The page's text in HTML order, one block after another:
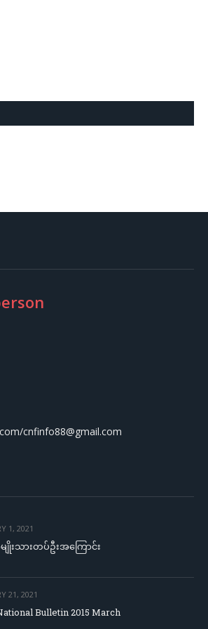
cnfinfo88@gmail.com
1, 2021
ျိုးသားတပ်ဦးအကြောင်း
21, 2021
Bulletin 2015 March